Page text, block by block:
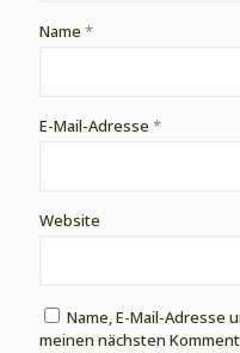
Name *
E-Mail-Adresse *
Website
Name, E-Mail-Adresse
meinen nächsten